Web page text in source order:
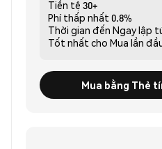
Tiền tệ 30+
Phí thấp nhất 0.8%
Thời gian đến Ngay lập
Tốt nhất cho Mua lần
Mua bằng Thẻ